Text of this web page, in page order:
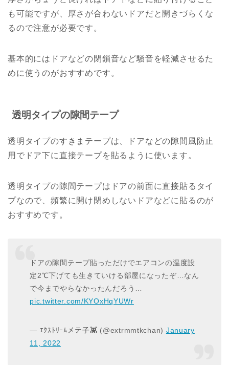
も可能ですが、厚さが合わないドアだと開きづらくな
るので注意が必要です。
基本的にはドアなどの閉鎖音など騒音を軽減させるた
めに使うのがおすすめです。
透明タイプの隙間テープ
透明タイプのすきまテープは、ドアなどの隙間風防止
用でドア下に直接テープを貼るように使います。
透明タイプの隙間テープはドアの前面に直接貼るタイ
プなので、頻繁に開け閉めしないドアなどに貼るのが
おすすめです。
ドアの隙間テープ貼っただけでエアコンの温度設
定2℃下げても生きていける部屋になったぞ…なん
で今までやらなかったんだろう…
pic.twitter.com/KYOxHqYUWr
— ｴｸｽﾄﾘｰﾑメテ子👾 (@extrmmtkchan) January
11, 2022